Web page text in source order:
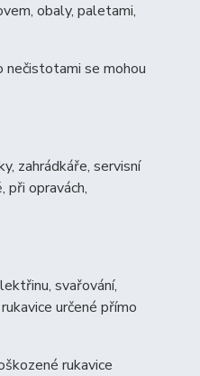
obaly, paletami,
nečistotami se mohou
zahrádkáře, servisní
při opravách,
svařování,
určené přímo
rukavice